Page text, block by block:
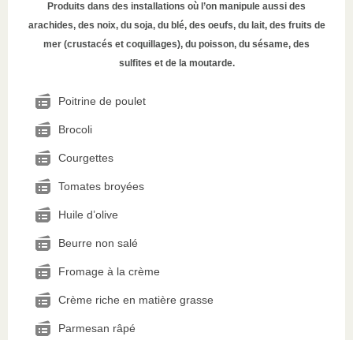
Produits dans des installations où l’on manipule aussi des
arachides, des noix, du soja, du blé, des oeufs, du lait, des fruits de
mer (crustacés et coquillages), du poisson, du sésame, des
sulfites et de la moutarde.
Poitrine de poulet
Brocoli
Courgettes
Tomates broyées
Huile d’olive
Beurre non salé
Fromage à la crème
Crème riche en matière grasse
Parmesan râpé